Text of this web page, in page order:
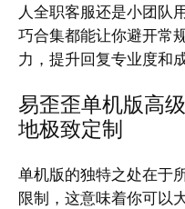
人全职客服还是小团队
巧合集都能让你避开常
力，提升回复专业度和
易歪歪单机版高
地极致定制
单机版的独特之处在于
限制，这意味着你可以